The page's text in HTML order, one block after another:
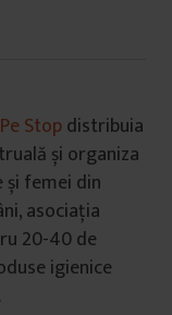
Stopdistribuia
și organiza
femei din
asociația
20-40 de
igienice